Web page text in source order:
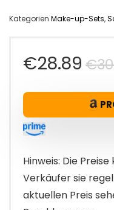
Kategorien Make-up-Sets,
€
€28.89
Hinweis: Die
Verkäufer sie
aktuellen Preis